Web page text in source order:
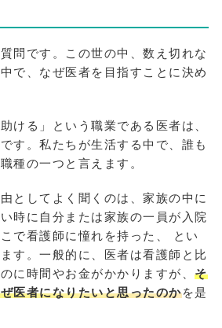
問です。この世の中、数え切れな
で、なぜ医者を目指すことに決め
ける」という職業である医者は、
す。私たちが生活する中で、誰も
種の一つと言えます。
としてよく聞くのは、家族の中に
時に自分または家族の一員が入院
で看護師に憧れを持った、 とい
す。一般的に、医者は看護師と比
に時間やお金がかかりますが、そ
医者になりたいと思ったのかを是